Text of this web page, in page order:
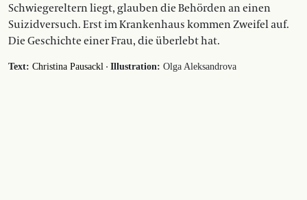
Schwiegereltern liegt, glauben die Behörden an einen
Suizidversuch. Erst im Krankenhaus kommen Zweifel auf.
Die Geschichte einer Frau, die überlebt hat.
Text: Christina Pausackl · Illustration: Olga Aleksandrova